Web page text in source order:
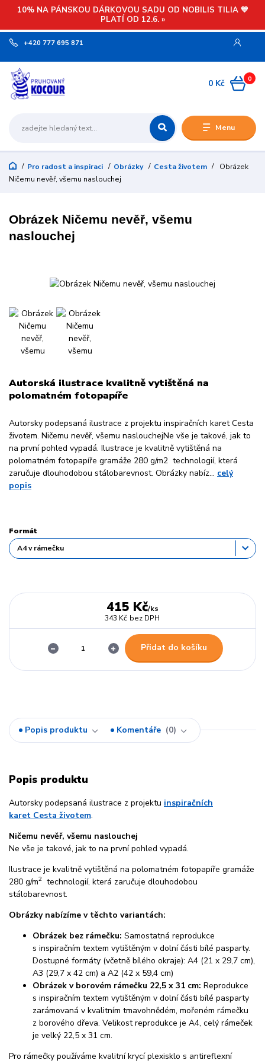
10% NA PÁNSKOU DÁRKOVOU SADU OD NOBILIS TILIA 💙
PLATÍ OD 12.6. »
Menu
+420 777 695 871
0
0 Kč
Pro radost a inspiraci Obrázky Cesta životem
Obrázek
Ničemu nevěř, všemu naslouchej
Obrázek Ničemu nevěř, všemu
naslouchej
Autorská ilustrace kvalitně vytištěná na
polomatném fotopapíře
Autorsky podepsaná ilustrace z projektu inspiračních karet Cesta
životem. Ničemu nevěř, všemu naslouchejNe vše je takové, jak to
na první pohled vypadá. Ilustrace je kvalitně vytištěná na
polomatném fotopapíře gramáže 280 g/m2 technologií, která
zaručuje dlouhodobou stálobarevnost. Obrázky nabíz... celý
popis
Formát
415 Kč/ks
343 Kč bez DPH
Přidat do košíku
Popis produktu Komentáře 0
Popis produktu
Autorsky podepsaná ilustrace z projektu inspiračních
karet Cesta životem.
Ničemu nevěř, všemu naslouchej
Ne vše je takové, jak to na první pohled vypadá.
Ilustrace je kvalitně vytištěná na polomatném fotopapíře gramáže
280 g/m2 technologií, která zaručuje dlouhodobou
stálobarevnost.
Obrázky nabízíme v těchto variantách:
Obrázek bez rámečku: Samostatná reprodukce
s inspiračním textem vytištěným v dolní části bílé pasparty.
Dostupné formáty (včetně bílého okraje): A4 (21 x 29,7 cm),
A3 (29,7 x 42 cm) a A2 (42 x 59,4 cm)
Obrázek v borovém rámečku 22,5 x 31 cm: Reprodukce
s inspiračním textem vytištěným v dolní části bílé pasparty
zarámovaná v kvalitním tmavohnědém, mořeném rámečku
z borového dřeva. Velikost reprodukce je A4, celý rámeček
je velký 22,5 x 31 cm.
Pro rámečky používáme kvalitní krycí plexisklo s antireflexní